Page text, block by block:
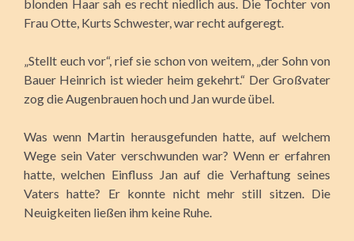
blonden Haar sah es recht niedlich aus. Die Tochter von
Frau Otte, Kurts Schwester, war recht aufgeregt.
„Stellt euch vor“, rief sie schon von weitem, „der Sohn von
Bauer Heinrich ist wieder heim gekehrt.“ Der Großvater
zog die Augenbrauen hoch und Jan wurde übel.
Was wenn Martin herausgefunden hatte, auf welchem
Wege sein Vater verschwunden war? Wenn er erfahren
hatte, welchen Einfluss Jan auf die Verhaftung seines
Vaters hatte? Er konnte nicht mehr still sitzen. Die
Neuigkeiten ließen ihm keine Ruhe.